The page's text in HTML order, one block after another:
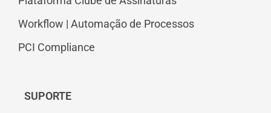
Workflow | Automação de Processos
PCI Compliance
SUPORTE